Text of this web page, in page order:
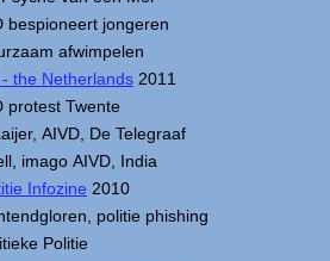
bespioneert jongeren
afwimpelen
the Netherlands 2011
protest Twente
AIVD, De Telegraaf
imago AIVD, India
Infozine 2010
politie phishing
Politie